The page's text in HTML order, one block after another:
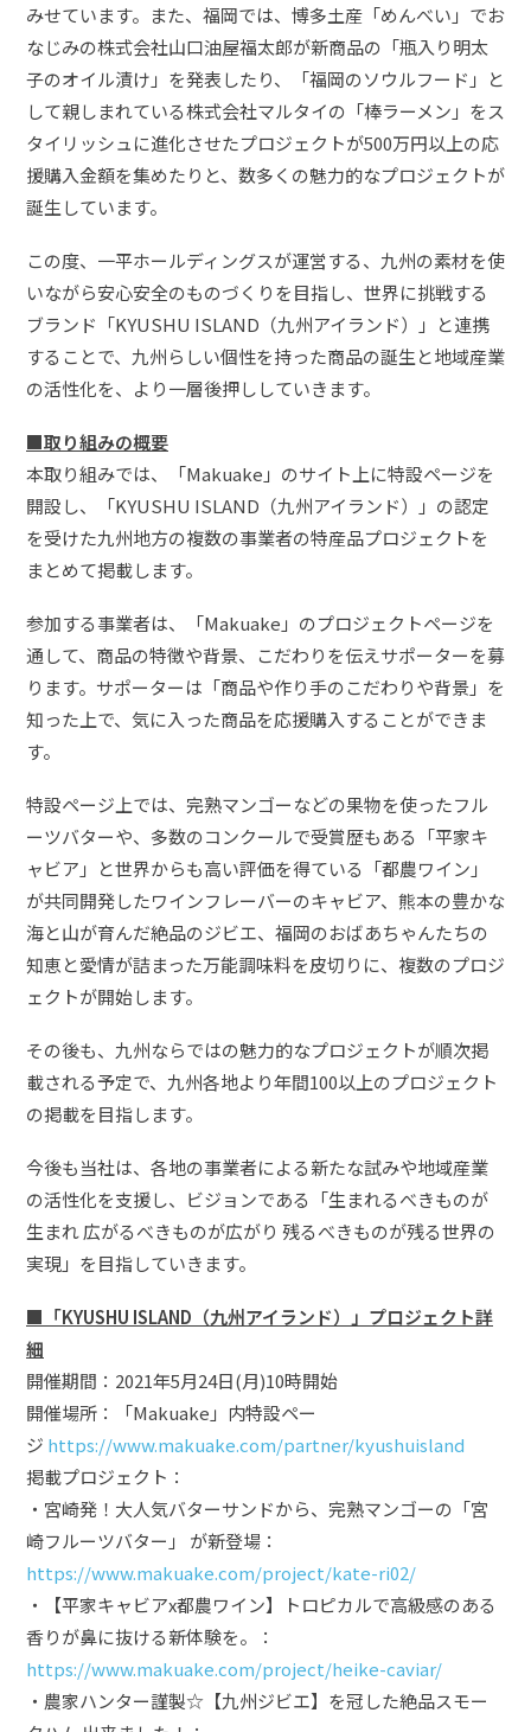
みせています。また、福岡では、博多土産「めんべい」でお
なじみの株式会社山口油屋福太郎が新商品の「瓶入り明太
子のオイル漬け」を発表したり、「福岡のソウルフード」と
して親しまれている株式会社マルタイの「棒ラーメン」をス
タイリッシュに進化させたプロジェクトが500万円以上の応
援購入金額を集めたりと、数多くの魅力的なプロジェクトが
誕生しています。
この度、一平ホールディングスが運営する、九州の素材を使
いながら安心安全のものづくりを目指し、世界に挑戦する
ブランド「KYUSHU ISLAND（九州アイランド）」と連携
することで、九州らしい個性を持った商品の誕生と地域産業
の活性化を、より一層後押ししていきます。
■取り組みの概要
本取り組みでは、「Makuake」のサイト上に特設ページを
開設し、「KYUSHU ISLAND（九州アイランド）」の認定
を受けた九州地方の複数の事業者の特産品プロジェクトを
まとめて掲載します。
参加する事業者は、「Makuake」のプロジェクトページを
通して、商品の特徴や背景、こだわりを伝えサポーターを募
ります。サポーターは「商品や作り手のこだわりや背景」を
知った上で、気に入った商品を応援購入することができま
す。
特設ページ上では、完熟マンゴーなどの果物を使ったフル
ーツバターや、多数のコンクールで受賞歴もある「平家キ
ャビア」と世界からも高い評価を得ている「都農ワイン」
が共同開発したワインフレーバーのキャビア、熊本の豊かな
海と山が育んだ絶品のジビエ、福岡のおばあちゃんたちの
知恵と愛情が詰まった万能調味料を皮切りに、複数のプロジ
ェクトが開始します。
その後も、九州ならではの魅力的なプロジェクトが順次掲
載される予定で、九州各地より年間100以上のプロジェクト
の掲載を目指します。
今後も当社は、各地の事業者による新たな試みや地域産業
の活性化を支援し、ビジョンである「生まれるべきものが
生まれ 広がるべきものが広がり 残るべきものが残る世界の
実現」を目指していきます。
■「KYUSHU ISLAND（九州アイランド）」プロジェクト詳
細
開催期間：2021年5月24日(月)10時開始
開催場所：「Makuake」内特設ペー
ジ https://www.makuake.com/partner/kyushuisland
掲載プロジェクト：
・宮崎発！大人気バターサンドから、完熟マンゴーの「宮
崎フルーツバター」 が新登場：
https://www.makuake.com/project/kate-ri02/
・【平家キャビアx都農ワイン】トロピカルで高級感のある
香りが鼻に抜ける新体験を。：
https://www.makuake.com/project/heike-caviar/
・農家ハンター謹製☆【九州ジビエ】を冠した絶品スモー